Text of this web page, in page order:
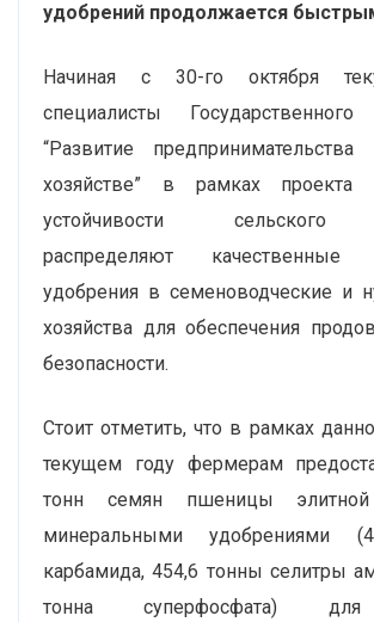
удобрений продолжается
Начиная с 30-го октября
специалисты
“Развитие
хозяйстве” в рамках проекта
устойчивости сельского
распределяют
удобрения в семеноводческие и
хозяйства для обеспечения
безопасности.
Стоит отметить, что в рамках
текущем году фермерам
тонн семян пшеницы
минеральными удобрениями
карбамида, 454,6 тонны селитры
тонна суперфосфата) для